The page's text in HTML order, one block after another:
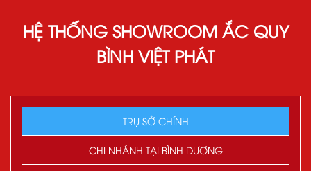
HỆ THỐNG SHOWROOM ẮC QUY
BÌNH VIỆT PHÁT
TRỤ SỞ CHÍNH
CHI NHÁNH TẠI BÌNH DƯƠNG